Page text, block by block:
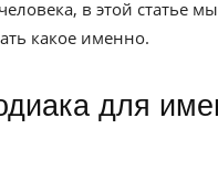
в этой статье мы
какое именно.